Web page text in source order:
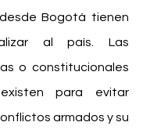
Bogotá tienen
al país. Las
o constitucionales
para evitar
armados y su